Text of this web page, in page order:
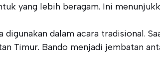
yang lebih beragam. Ini
dalam acara tradisional.
Timur. Bando menjadi jembatan